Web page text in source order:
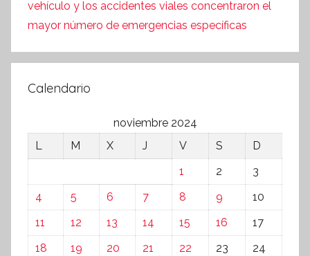
vehículo y los accidentes viales concentraron el
mayor número de emergencias específicas
Calendario
noviembre 2024
L
M X J V S
D
1
2
3
4
5 6 7 8 9
10
11
12 13 14 15 16
17
18
19 20 21 22 23
24